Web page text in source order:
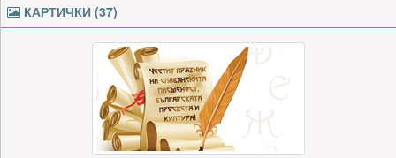
КАРТИЧКИ (37)